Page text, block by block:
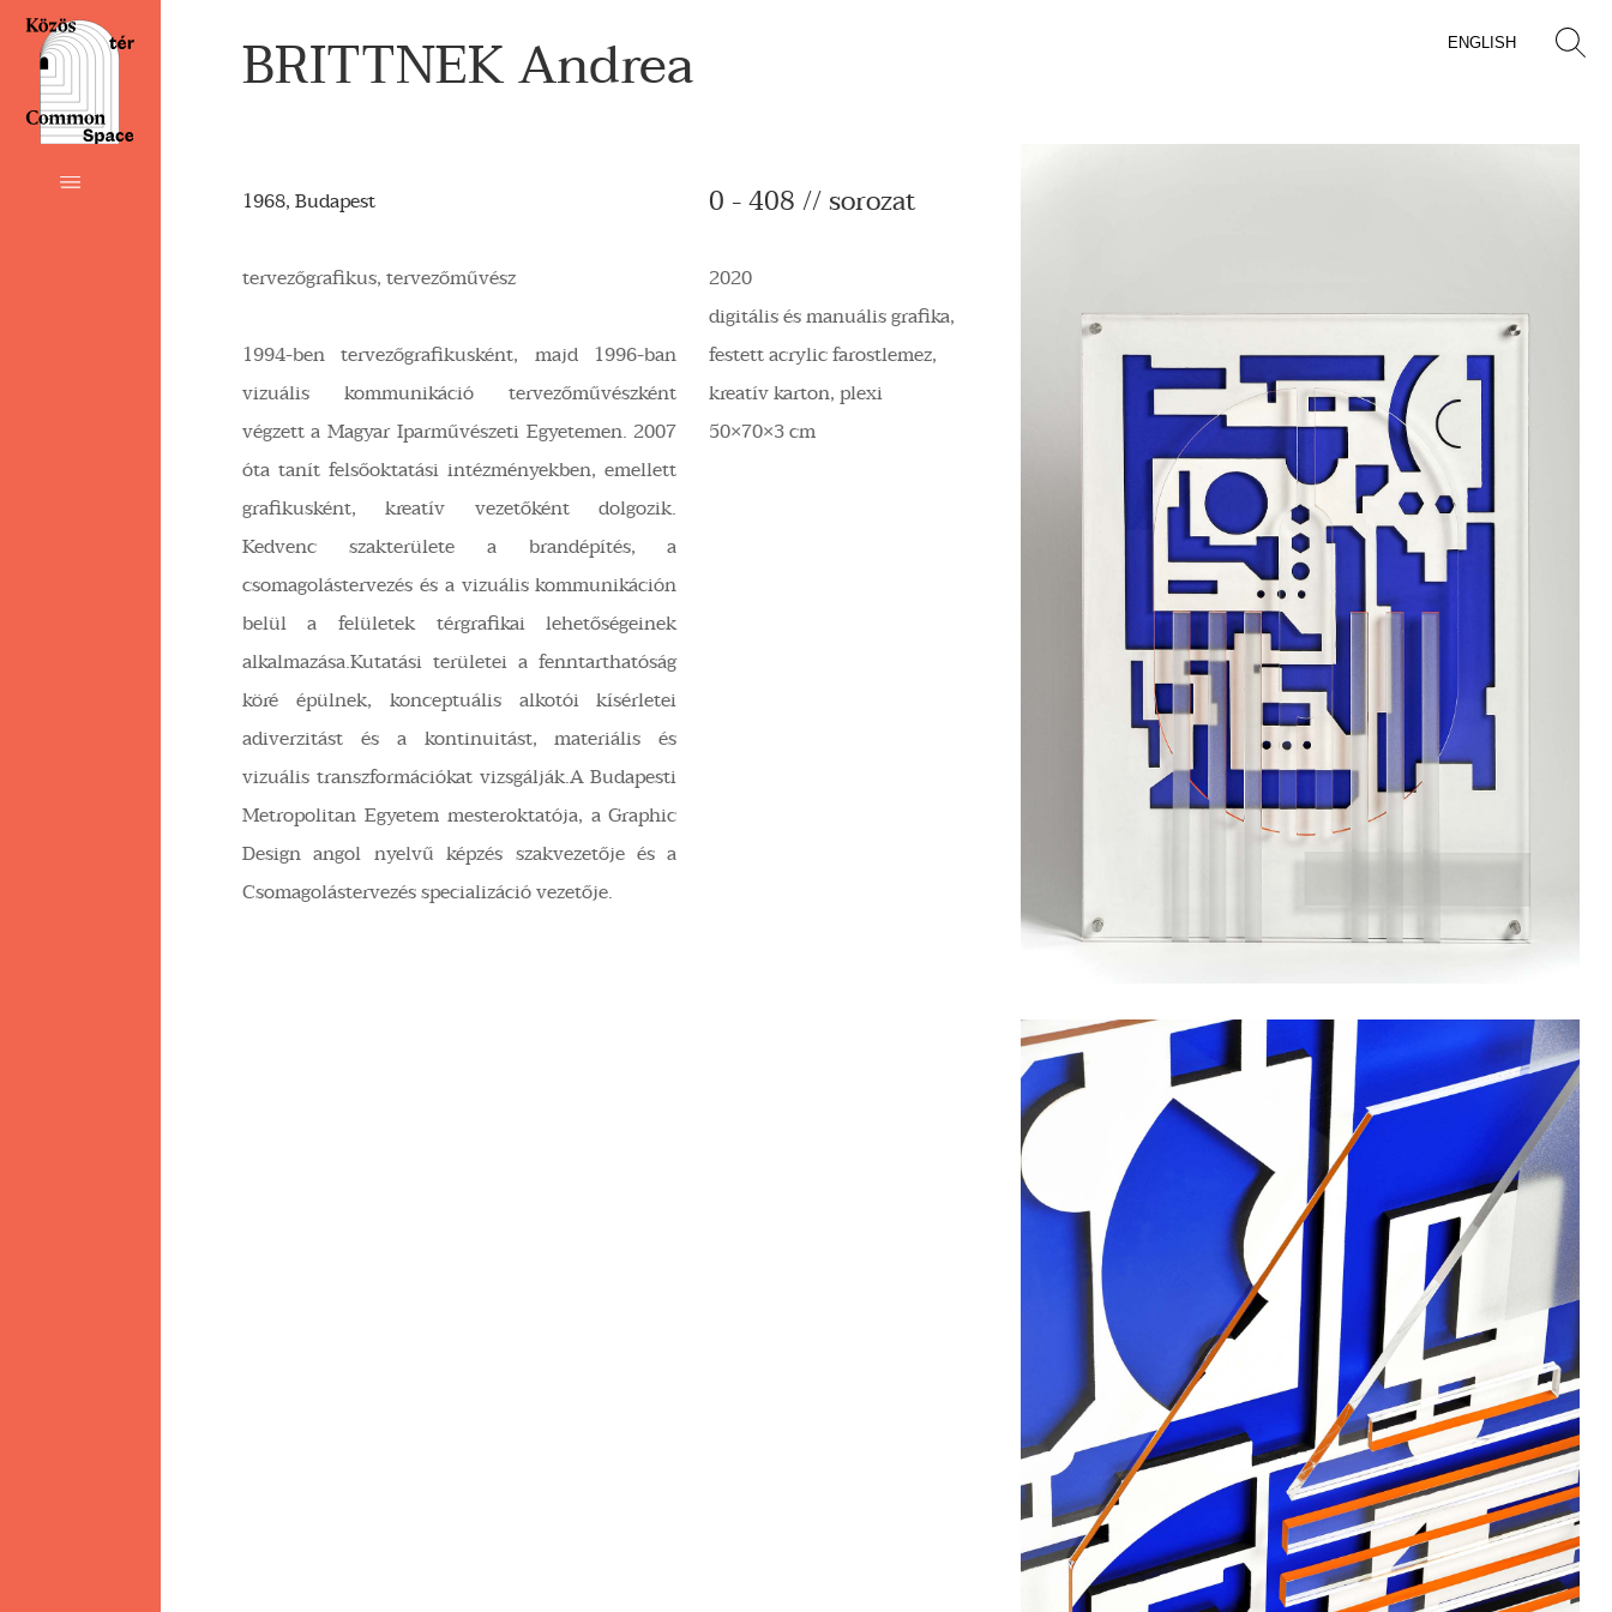
ENGLISH
BRITTNEK Andrea
1968, Budapest
tervezőgrafikus, tervezőművész
1994-ben tervezőgrafikusként, majd 1996-ban
vizuális kommunikáció tervezőművészként
végzett a Magyar Iparművészeti Egyetemen. 2007
óta tanít felsőoktatási intézményekben, emellett
grafikusként, kreatív vezetőként dolgozik.
Kedvenc szakterülete a brandépítés, a
csomagolástervezés és a vizuális kommunikáción
belül a felületek térgrafikai lehetőségeinek
alkalmazása.Kutatási területei a fenntarthatóság
köré épülnek, konceptuális alkotói kísérletei
adiverzitást és a kontinuitást, materiális és
vizuális transzformációkat vizsgálják.A Budapesti
Metropolitan Egyetem mesteroktatója, a Graphic
Design angol nyelvű képzés szakvezetője és a
Csomagolástervezés specializáció vezetője.
0 - 408 // sorozat
2020
digitális és manuális grafika,
festett acrylic farostlemez,
kreatív karton, plexi
50×70×3 cm